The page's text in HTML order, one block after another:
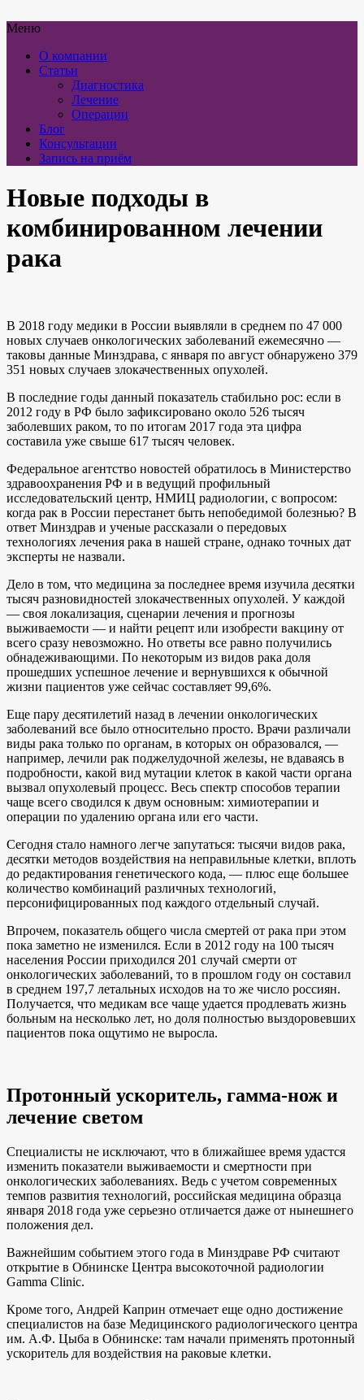
Меню
О компании
Статьи
Диагностика
Лечение
Операции
Блог
Консультации
Запись на приём
Новые подходы в
комбинированном лечении
рака
В 2018 году медики в России выявляли в среднем по 47 000
новых случаев онкологических заболеваний ежемесячно —
таковы данные Минздрава, с января по август обнаружено 379
351 новых случаев злокачественных опухолей.
В последние годы данный показатель стабильно рос: если в
2012 году в РФ было зафиксировано около 526 тысяч
заболевших раком, то по итогам 2017 года эта цифра
составила уже свыше 617 тысяч человек.
Федеральное агентство новостей обратилось в Министерство
здравоохранения РФ и в ведущий профильный
исследовательский центр, НМИЦ радиологии, с вопросом:
когда рак в России перестанет быть непобедимой болезнью? В
ответ Минздрав и ученые рассказали о передовых
технологиях лечения рака в нашей стране, однако точных дат
эксперты не назвали.
Дело в том, что медицина за последнее время изучила десятки
тысяч разновидностей злокачественных опухолей. У каждой
— своя локализация, сценарии лечения и прогнозы
выживаемости — и найти рецепт или изобрести вакцину от
всего сразу невозможно. Но ответы все равно получились
обнадеживающими. По некоторым из видов рака доля
прошедших успешное лечение и вернувшихся к обычной
жизни пациентов уже сейчас составляет 99,6%.
Еще пару десятилетий назад в лечении онкологических
заболеваний все было относительно просто. Врачи различали
виды рака только по органам, в которых он образовался, —
например, лечили рак поджелудочной железы, не вдаваясь в
подробности, какой вид мутации клеток в какой части органа
вызвал опухолевый процесс. Весь спектр способов терапии
чаще всего сводился к двум основным: химиотерапии и
операции по удалению органа или его части.
Сегодня стало намного легче запутаться: тысячи видов рака,
десятки методов воздействия на неправильные клетки, вплоть
до редактирования генетического кода, — плюс еще большее
количество комбинаций различных технологий,
персонифицированных под каждого отдельный случай.
Впрочем, показатель общего числа смертей от рака при этом
пока заметно не изменился. Если в 2012 году на 100 тысяч
населения России приходился 201 случай смерти от
онкологических заболеваний, то в прошлом году он составил
в среднем 197,7 летальных исходов на то же число россиян.
Получается, что медикам все чаще удается продлевать жизнь
больным на несколько лет, но доля полностью выздоровевших
пациентов пока ощутимо не выросла.
Протонный ускоритель, гамма-нож и
лечение светом
Специалисты не исключают, что в ближайшее время удастся
изменить показатели выживаемости и смертности при
онкологических заболеваниях. Ведь с учетом современных
темпов развития технологий, российская медицина образца
января 2018 года уже серьезно отличается даже от нынешнего
положения дел.
Важнейшим событием этого года в Минздраве РФ считают
открытие в Обнинске Центра высокоточной радиологии
Gamma Clinic.
Кроме того, Андрей Каприн отмечает еще одно достижение
специалистов на базе Медицинского радиологического центра
им. А.Ф. Цыба в Обнинске: там начали применять протонный
ускоритель для воздействия на раковые клетки.